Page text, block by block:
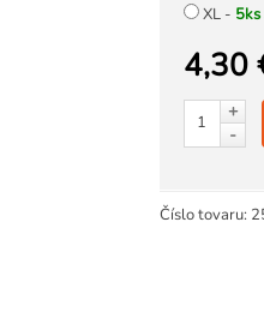
XL - 5ks
4,30
+
-
Číslo tovaru: